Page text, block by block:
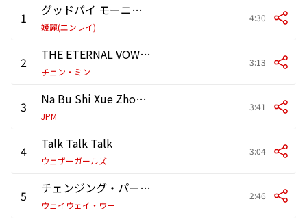
1 グッドバイ モーニング
媛麗(エンレイ)
4:30
2 THE ETERNAL VOW (永恒的誓言)
チェン・ミン
3:13
3 Na Bu Shi Xue Zhong Hong
JPM
3:41
4 Talk Talk Talk
ウェザーガールズ
3:04
5 チェンジング・パートナーズ
ウェイウェイ・ウー
2:46